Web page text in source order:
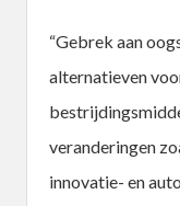
“Gebrek aan
alternatieven
veranderingen
innovatie- en